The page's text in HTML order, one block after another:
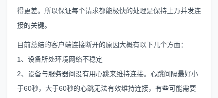
得更差。所以保证每个请求都能极快的处理是保持上万并发连
接的关键。
目前总结的客户端连接断开的原因大概有以下几个方面：
1、设备所处环境网络不稳定
2、设备与服务器间没有用心跳来维持连接。心跳间隔最好小
于60秒，大于60秒的心跳无法有效维持连接，有些可能需要